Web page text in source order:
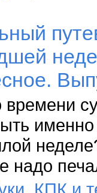
времени
надо